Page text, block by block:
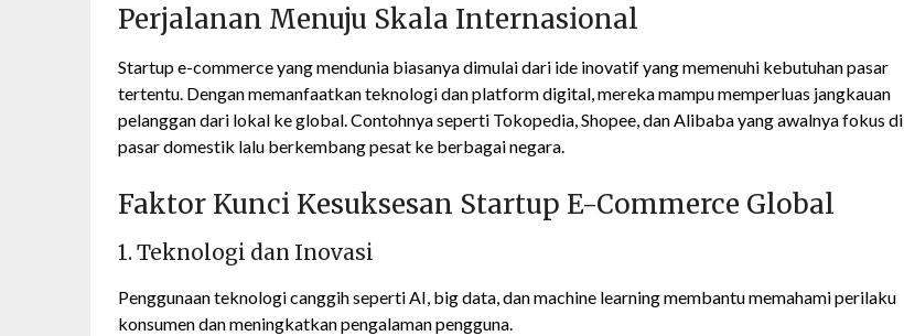
Perjalanan Menuju Skala Internasional
Startup e-commerce yang mendunia biasanya dimulai dari ide inovatif yang memenuhi kebutuhan pasar
tertentu. Dengan memanfaatkan teknologi dan platform digital, mereka mampu memperluas jangkauan
pelanggan dari lokal ke global. Contohnya seperti Tokopedia, Shopee, dan Alibaba yang awalnya fokus di
pasar domestik lalu berkembang pesat ke berbagai negara.
Faktor Kunci Kesuksesan Startup E-Commerce Global
1. Teknologi dan Inovasi
Penggunaan teknologi canggih seperti AI, big data, dan machine learning membantu memahami perilaku
konsumen dan meningkatkan pengalaman pengguna.